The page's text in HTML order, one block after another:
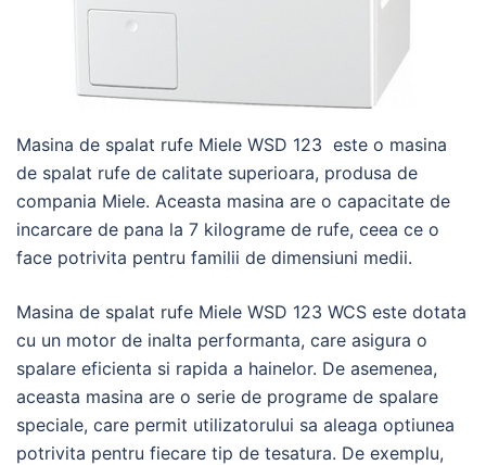
Masina de spalat rufe Miele WSD 123 este o masina
de spalat rufe de calitate superioara, produsa de
compania Miele. Aceasta masina are o capacitate de
incarcare de pana la 7 kilograme de rufe, ceea ce o
face potrivita pentru familii de dimensiuni medii.
Masina de spalat rufe Miele WSD 123 WCS este dotata
cu un motor de inalta performanta, care asigura o
spalare eficienta si rapida a hainelor. De asemenea,
aceasta masina are o serie de programe de spalare
speciale, care permit utilizatorului sa aleaga optiunea
potrivita pentru fiecare tip de tesatura. De exemplu,